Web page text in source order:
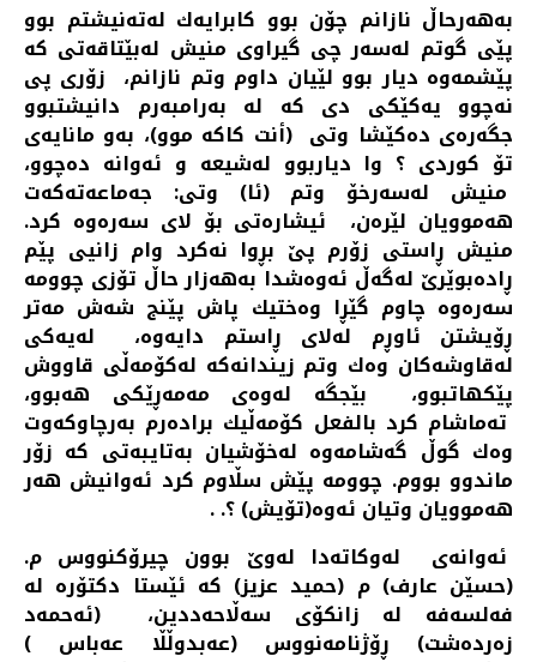
به‌هه‌رحاڵ نازانم چۆن بوو كابرایه‌ك له‌ته‌نیشتم بوو
پێی گوتم له‌سه‌ر چی گیراوی منیش له‌بێتاقه‌تی كه‌
پێشمه‌وه‌ دیار بوو لێیان داوم وتم نازانم، زۆری پی
نه‌چوو یه‌كێكی دی كه‌ له‌ به‌رامبه‌رم دانیشتبوو
جگه‌ره‌ی ده‌كێشا وتی (أنت كاكه‌ موو)، به‌و مانایه‌ی
تۆ كوردی ؟ وا دیاربوو له‌شیعه‌ و ئه‌وانه‌ ده‌چوو،
منیش له‌سه‌رخۆ وتم (ئا) وتی: جه‌ماعه‌ته‌كه‌ت
هه‌موویان لێره‌ن، ئیشاره‌تی بۆ لای سه‌ره‌وه‌ كرد.
منیش ڕاستی زۆرم پێ بڕوا نه‌كرد وام زانیی پێم
ڕاده‌بوێرێ له‌گه‌ڵ ئه‌وه‌شدا به‌هه‌زار حاڵ تۆزی چوومه‌
سه‌ره‌وه‌ چاوم گێڕا وه‌ختیك پاش پێنج شه‌ش مه‌تر
ڕۆیشتن ئاوڕم له‌لای ڕاستم دایه‌وه‌، له‌یه‌كی
له‌قاوشه‌كان وه‌ك وتم زیندانه‌كه‌ له‌كۆمه‌ڵی قاووش
پێكهاتبوو، بێجگه‌ له‌وه‌ی مه‌مه‌ڕێكی هه‌بوو،
ته‌ماشام كرد بالفعل كۆمه‌ڵیك براده‌رم به‌رچاوكه‌وت
وه‌ك گوڵ گه‌شامه‌وه‌ له‌خۆشیان به‌تایبه‌تی كه‌ زۆر
ماندوو بووم. چوومه‌ پێش سڵاوم كرد ئه‌وانیش هه‌ر
هه‌موویان وتیان ئه‌وه‌(تۆیش) ؟. .
ئه‌وانه‌ی ‌ له‌وكاته‌دا له‌وێ بوون چیرۆكنووس م.
(حسێن عارف) م (حمید عزیز) كه‌ ئێستا دكتۆره‌ له‌
فه‌لسه‌فه‌ له‌ زانكۆی سه‌ڵاحه‌ددین، (ئه‌حمه‌د
زه‌رده‌شت) ڕۆژنامه‌نووس (عه‌بدوڵڵا عه‌باس )